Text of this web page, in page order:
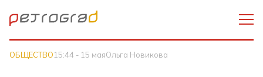
ОБЩЕСТВО15:44 - 15 маяОльга Новикова